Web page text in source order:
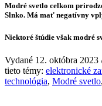
Modré svetlo celkom
Slnko. Má mať negatívny
Niektoré štúdie však modré
Vydané 12. októbra 2023
tieto témy: elektronické
technológia, Modré svetlo,